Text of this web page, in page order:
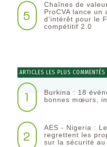
5
Chaînes de
ProCVA lance un
d’intérêt pour le
compétitif 2.0
ARTICLES LES PLUS COMMENTÉS
1
Burkina : 18
bonnes mœurs,
2
AES - Nigeria :
regrettent les
sur la sécurité au